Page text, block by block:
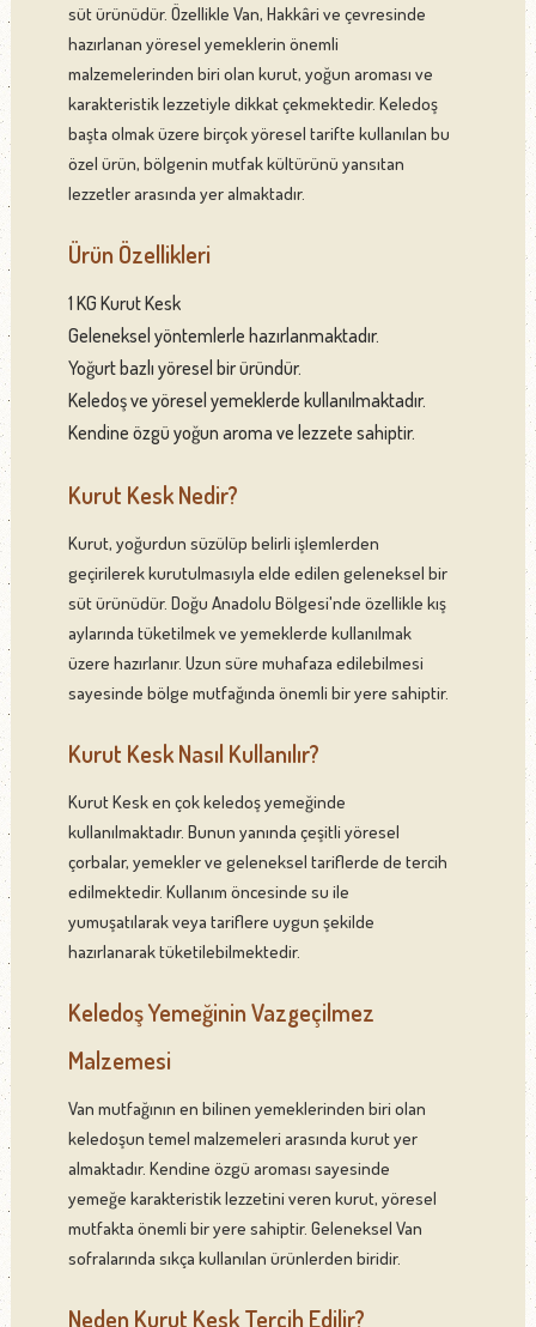
süt ürünüdür. Özellikle Van, Hakkâri ve çevresinde
hazırlanan yöresel yemeklerin önemli
malzemelerinden biri olan kurut, yoğun aroması ve
karakteristik lezzetiyle dikkat çekmektedir. Keledoş
başta olmak üzere birçok yöresel tarifte kullanılan bu
özel ürün, bölgenin mutfak kültürünü yansıtan
lezzetler arasında yer almaktadır.
Ürün Özellikleri
1 KG Kurut Kesk
Geleneksel yöntemlerle hazırlanmaktadır.
Yoğurt bazlı yöresel bir üründür.
Keledoş ve yöresel yemeklerde kullanılmaktadır.
Kendine özgü yoğun aroma ve lezzete sahiptir.
Kurut Kesk Nedir?
Kurut, yoğurdun süzülüp belirli işlemlerden
geçirilerek kurutulmasıyla elde edilen geleneksel bir
süt ürünüdür. Doğu Anadolu Bölgesi'nde özellikle kış
aylarında tüketilmek ve yemeklerde kullanılmak
üzere hazırlanır. Uzun süre muhafaza edilebilmesi
sayesinde bölge mutfağında önemli bir yere sahiptir.
Kurut Kesk Nasıl Kullanılır?
Kurut Kesk en çok keledoş yemeğinde
kullanılmaktadır. Bunun yanında çeşitli yöresel
çorbalar, yemekler ve geleneksel tariflerde de tercih
edilmektedir. Kullanım öncesinde su ile
yumuşatılarak veya tariflere uygun şekilde
hazırlanarak tüketilebilmektedir.
Keledoş Yemeğinin Vazgeçilmez
Malzemesi
Van mutfağının en bilinen yemeklerinden biri olan
keledoşun temel malzemeleri arasında kurut yer
almaktadır. Kendine özgü aroması sayesinde
yemeğe karakteristik lezzetini veren kurut, yöresel
mutfakta önemli bir yere sahiptir. Geleneksel Van
sofralarında sıkça kullanılan ürünlerden biridir.
Neden Kurut Kesk Tercih Edilir?